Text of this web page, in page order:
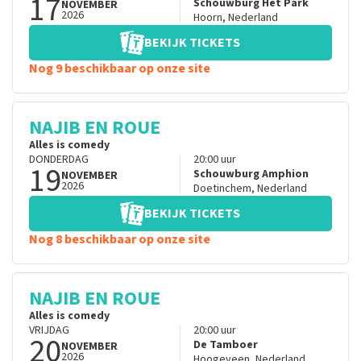
17NOVEMBER
2026
Schouwburg Het Park
Hoorn, Nederland
BEKIJK TICKETS
Nog 9 beschikbaar op onze site
NAJIB EN ROUE
Alles is comedy
DONDERDAG
19NOVEMBER
2026
20:00uur
Schouwburg Amphion
Doetinchem, Nederland
BEKIJK TICKETS
Nog 8 beschikbaar op onze site
NAJIB EN ROUE
Alles is comedy
VRIJDAG
20NOVEMBER
2026
20:00uur
De Tamboer